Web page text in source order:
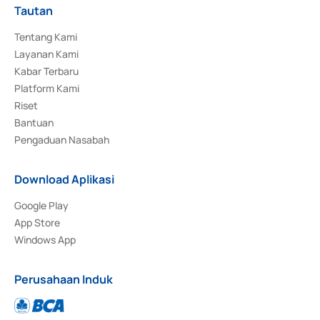
Tautan
Tentang Kami
Layanan Kami
Kabar Terbaru
Platform Kami
Riset
Bantuan
Pengaduan Nasabah
Download Aplikasi
Google Play
App Store
Windows App
Perusahaan Induk